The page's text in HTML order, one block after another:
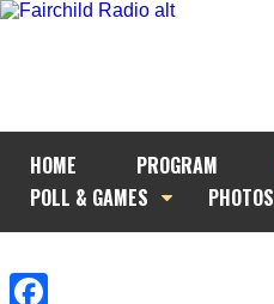
HOME PROGRAM
POLL & GAMES
PHOTOS